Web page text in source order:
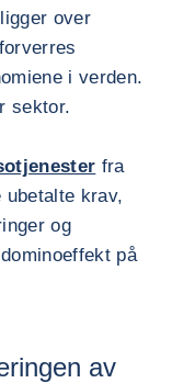
over
i verden.
sektor.
fra
ubetalte krav,
og
på
av